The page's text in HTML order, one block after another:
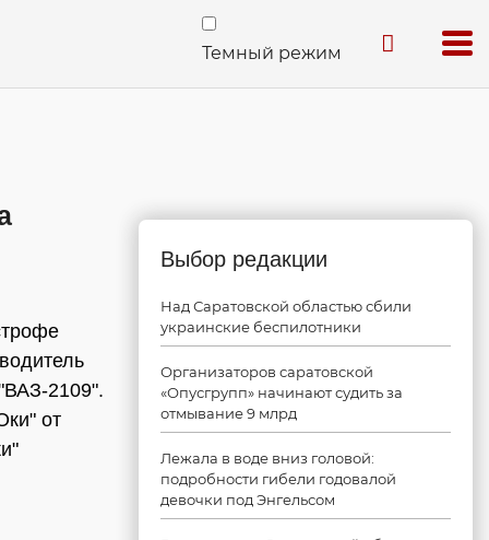
Темный режим
2109".
от
Выбор редакции
Над Саратовской областью сбили
украинские беспилотники
Организаторов саратовской
«Опусгрупп» начинают судить за
отмывание 9 млрд
Лежала в воде вниз головой:
подробности гибели годовалой
девочки под Энгельсом